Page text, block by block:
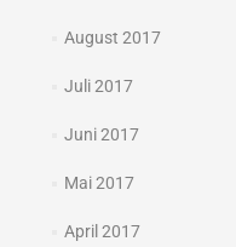
August 2017
Juli 2017
Juni 2017
Mai 2017
April 2017